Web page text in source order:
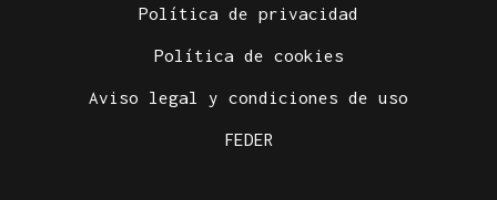
Política de privacidad
Política de cookies
Aviso legal y condiciones de uso
FEDER